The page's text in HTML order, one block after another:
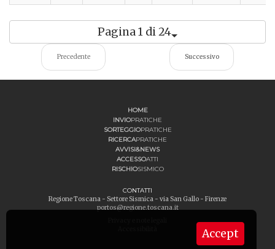
Pagina 1 di 24
Precedente Successivo
Accept
HOME
INVIOPRATICHE
SORTEGGIOPRATICHE
RICERCAPRATICHE
AVVISI&NEWS
ACCESSOATTI
RISCHIOSISMICO
CONTATTI
Regione Toscana - Settore Sismica - via San Gallo - Firenze
portos@regione.toscana.it